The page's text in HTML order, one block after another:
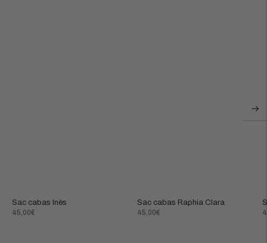
Sac cabas Inès
Prix
45,00€
Sac cabas Raphia Clara
Prix
45,00€